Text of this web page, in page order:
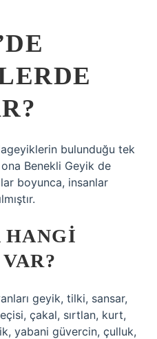
bulunduğu tek
Benekli Geyik de
boyunca, insanlar
HANGI
geyik, tilki, sansar,
çakal, sırtlan, kurt,
yabani güvercin, çulluk,